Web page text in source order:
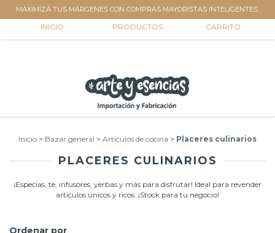
MAXIMIZÁ TUS MÁRGENES CON COMPRAS MAYORISTAS INTELIGENTES.
INICIO PRODUCTOS CARRITO
0
Inicio > Bazar general > Artículos de cocina > Placeres culinarios
PLACERES CULINARIOS
¡Especias, te, infusores, yerbas y más para disfrutar! Ideal para revender
artículos únicos y ricos. ¡Stock para tu negocio!
Ordenar por